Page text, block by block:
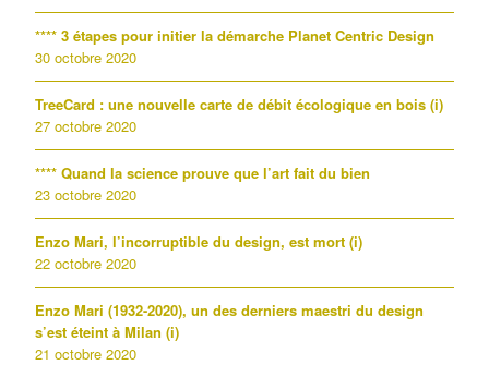
**** 3 étapes pour initier la démarche Planet Centric Design
30 octobre 2020
TreeCard : une nouvelle carte de débit écologique en bois (i)
27 octobre 2020
**** Quand la science prouve que l’art fait du bien
23 octobre 2020
Enzo Mari, l’incorruptible du design, est mort (i)
22 octobre 2020
Enzo Mari (1932-2020), un des derniers maestri du design
s’est éteint à Milan (i)
21 octobre 2020